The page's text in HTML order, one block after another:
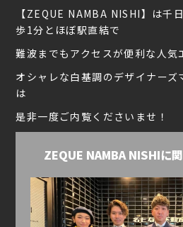
【ZEQUE NAMBA NISHI】は千
歩1分とほぼ駅直結で
難波までもアクセスが便利な人気
オシャレな白基調のデザイナー
は
是非一度ご内覧くださいませ！
ZEQUE NAMBA NISHIに